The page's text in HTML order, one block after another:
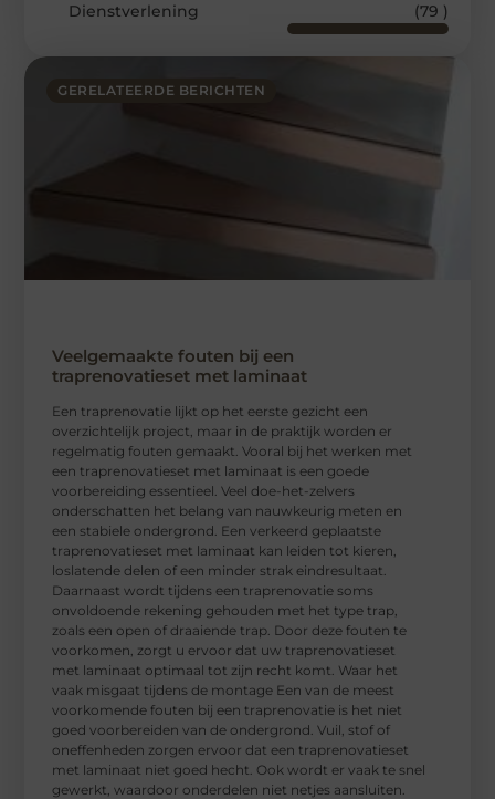
GERELATEERDE BERICHTEN
Veelgemaakte fouten bij een
traprenovatieset met laminaat
Een traprenovatie lijkt op het eerste gezicht een
overzichtelijk project, maar in de praktijk worden er
regelmatig fouten gemaakt. Vooral bij het werken met
een traprenovatieset met laminaat is een goede
voorbereiding essentieel. Veel doe-het-zelvers
onderschatten het belang van nauwkeurig meten en
een stabiele ondergrond. Een verkeerd geplaatste
traprenovatieset met laminaat kan leiden tot kieren,
loslatende delen of een minder strak eindresultaat.
Daarnaast wordt tijdens een traprenovatie soms
onvoldoende rekening gehouden met het type trap,
zoals een open of draaiende trap. Door deze fouten te
voorkomen, zorgt u ervoor dat uw traprenovatieset
met laminaat optimaal tot zijn recht komt. Waar het
vaak misgaat tijdens de montage Een van de meest
voorkomende fouten bij een traprenovatie is het niet
goed voorbereiden van de ondergrond. Vuil, stof of
oneffenheden zorgen ervoor dat een traprenovatieset
met laminaat niet goed hecht. Ook wordt er vaak te snel
gewerkt, waardoor onderdelen niet netjes aansluiten.
Dienstverlening
(79 )